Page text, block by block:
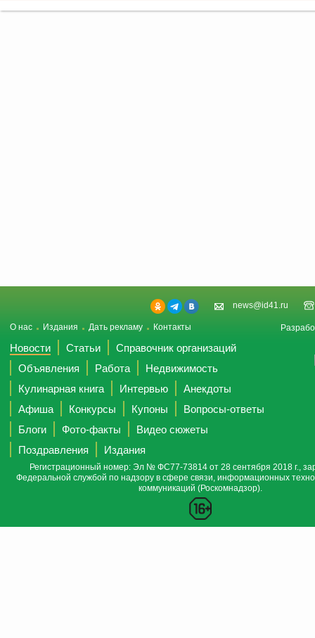
news@id41.ru
О нас Издания Дать рекламу Контакты
Новости Статьи
Справочник организаций
Объявления
Работа
Недвижимость
Кулинарная книга
Интервью
Анекдоты
Афиша
Конкурсы Купоны
Вопросы-ответы
Блоги
Фото-факты
Видео сюжеты
Поздравления
Издания
Регистрационный номер: Эл № ФС77-73814 от 28 сентября 2018 г.,
Федеральной службой по надзору в сфере связи, информационных
коммуникаций (Роскомнадзор).